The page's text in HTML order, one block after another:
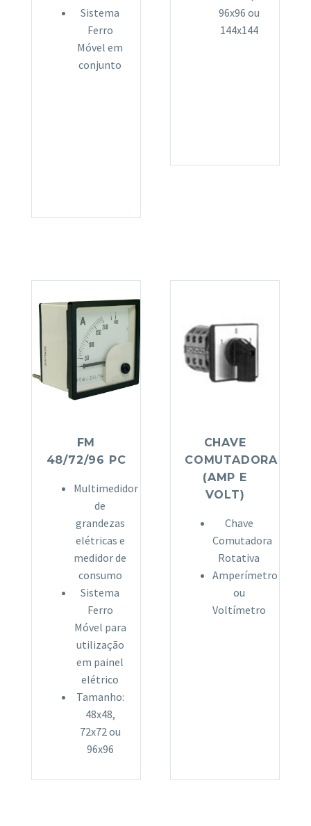
Sistema
Ferro
Móvel em
conjunto
96x96 ou
144x144
FM
48/72/96 PC
Multimedidor
de
grandezas
elétricas e
medidor de
consumo
Sistema
Ferro
Móvel para
utilização
em painel
elétrico
Tamanho:
48x48,
72x72 ou
96x96
CHAVE
COMUTADORA
(AMP E
VOLT)
Chave
Comutadora
Rotativa
Amperímetro
ou
Voltímetro